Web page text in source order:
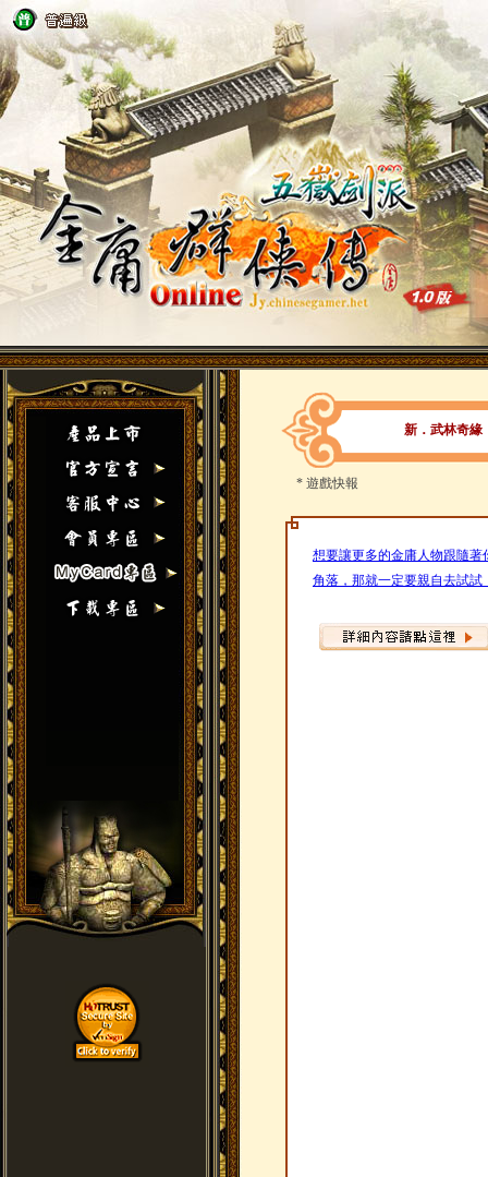
新．武林奇緣
* 遊戲快報
想要讓更多的金庸人物跟隨
角落，那就一定要親自去試試